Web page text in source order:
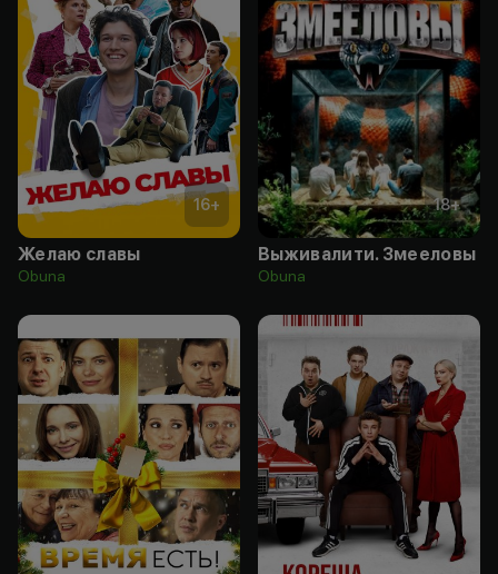
16+
Желаю славы
Obuna
18+
Выживалити. Змееловы
Obuna